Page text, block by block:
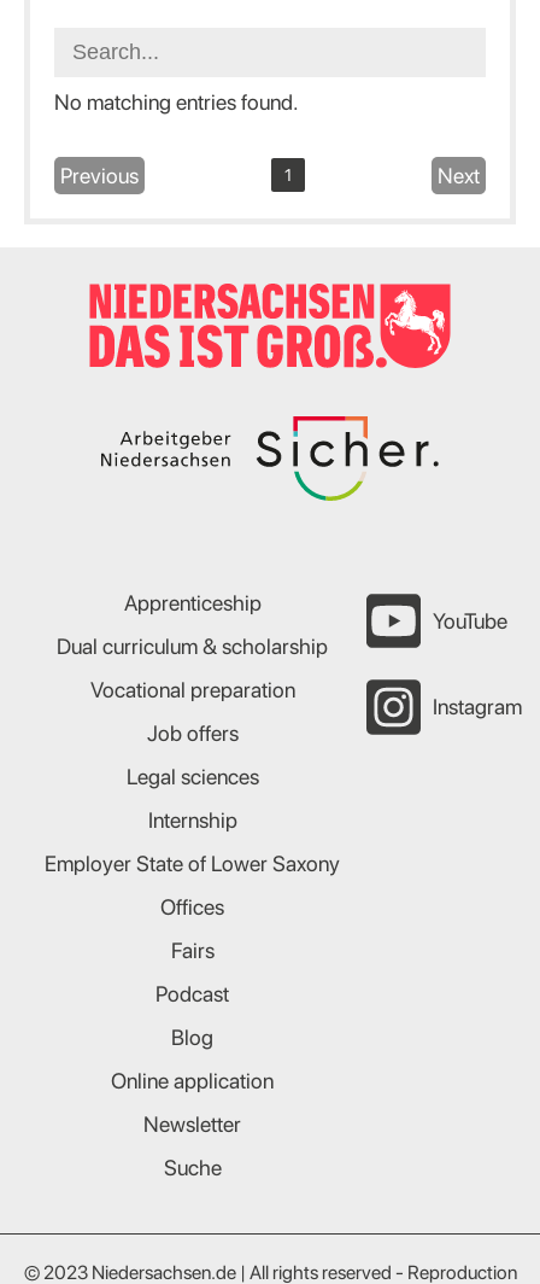
No matching entries found.
Previous 1 Next
Apprenticeship
Dual curriculum & scholarship
Vocational preparation
Job offers
Legal sciences
Internship
Employer State of Lower Saxony
Offices
Fairs
Podcast
Blog
Online application
Newsletter
Suche
YouTube
Instagram
© 2023 Niedersachsen.de | All rights reserved - Reproduction